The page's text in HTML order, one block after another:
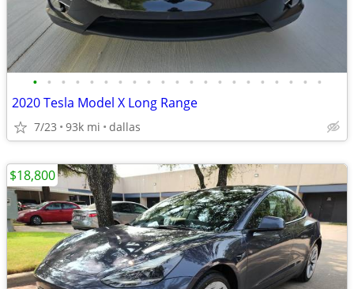
• • • • • • • • • • • • • • • • • • • • •
2020 Tesla Model X Long Range
7/23 93k mi dallas
$18,800